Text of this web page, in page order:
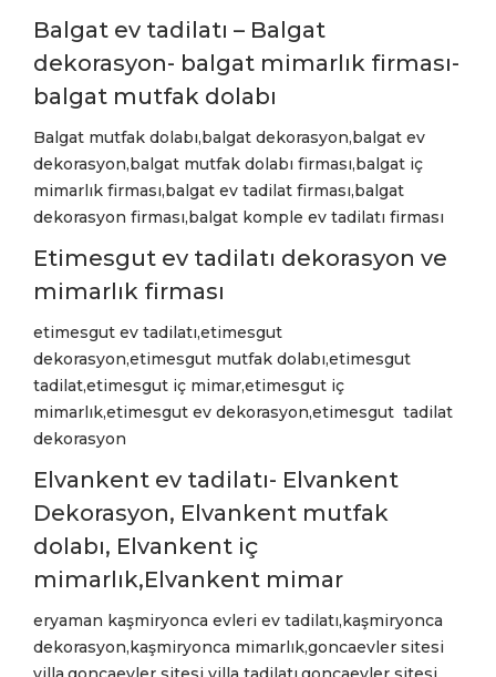
Balgat ev tadilatı – Balgat
dekorasyon- balgat mimarlık firması-
balgat mutfak dolabı
Balgat mutfak dolabı,balgat dekorasyon,balgat ev
dekorasyon,balgat mutfak dolabı firması,balgat iç
mimarlık firması,balgat ev tadilat firması,balgat
dekorasyon firması,balgat komple ev tadilatı firması
Etimesgut ev tadilatı dekorasyon ve
mimarlık firması
etimesgut ev tadilatı,etimesgut
dekorasyon,etimesgut mutfak dolabı,etimesgut
tadilat,etimesgut iç mimar,etimesgut iç
mimarlık,etimesgut ev dekorasyon,etimesgut tadilat
dekorasyon
Elvankent ev tadilatı- Elvankent
Dekorasyon, Elvankent mutfak
dolabı, Elvankent iç
mimarlık,Elvankent mimar
eryaman kaşmiryonca evleri ev tadilatı,kaşmiryonca
dekorasyon,kaşmiryonca mimarlık,goncaevler sitesi